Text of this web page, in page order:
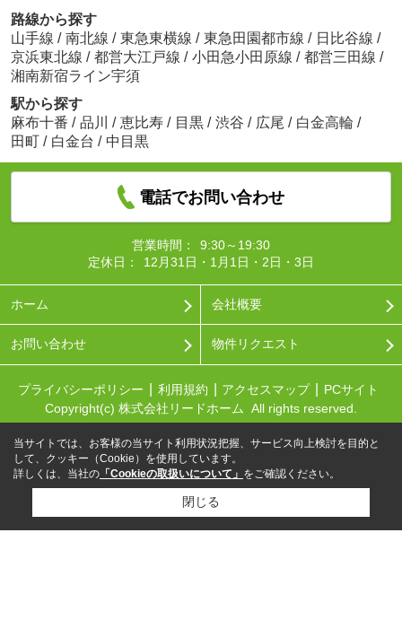
路線から探す
山手線 / 南北線 / 東急東横線 / 東急田園都市線 / 日比谷線 /
京浜東北線 / 都営大江戸線 / 小田急小田原線 / 都営三田線 /
湘南新宿ライン宇須
駅から探す
麻布十番 / 品川 / 恵比寿 / 目黒 / 渋谷 / 広尾 / 白金高輪 /
田町 / 白金台 / 中目黒
電話でお問い合わせ
営業時間：
9:30～19:30
定休日：
12月31日・1月1日・2日・3日
ホーム 会社概要
お問い合わせ 物件リクエスト
プライバシーポリシー 利用規約 アクセスマップ
PCサイト
Copyright(c) 株式会社リードホーム All rights reserved.
当サイトでは、お客様の当サイト利用状況把握、サービス向上検討を目的と
して、クッキー（Cookie）を使用しています。
詳しくは、当社の 「Cookieの取扱いについて」 をご確認ください。
閉じる